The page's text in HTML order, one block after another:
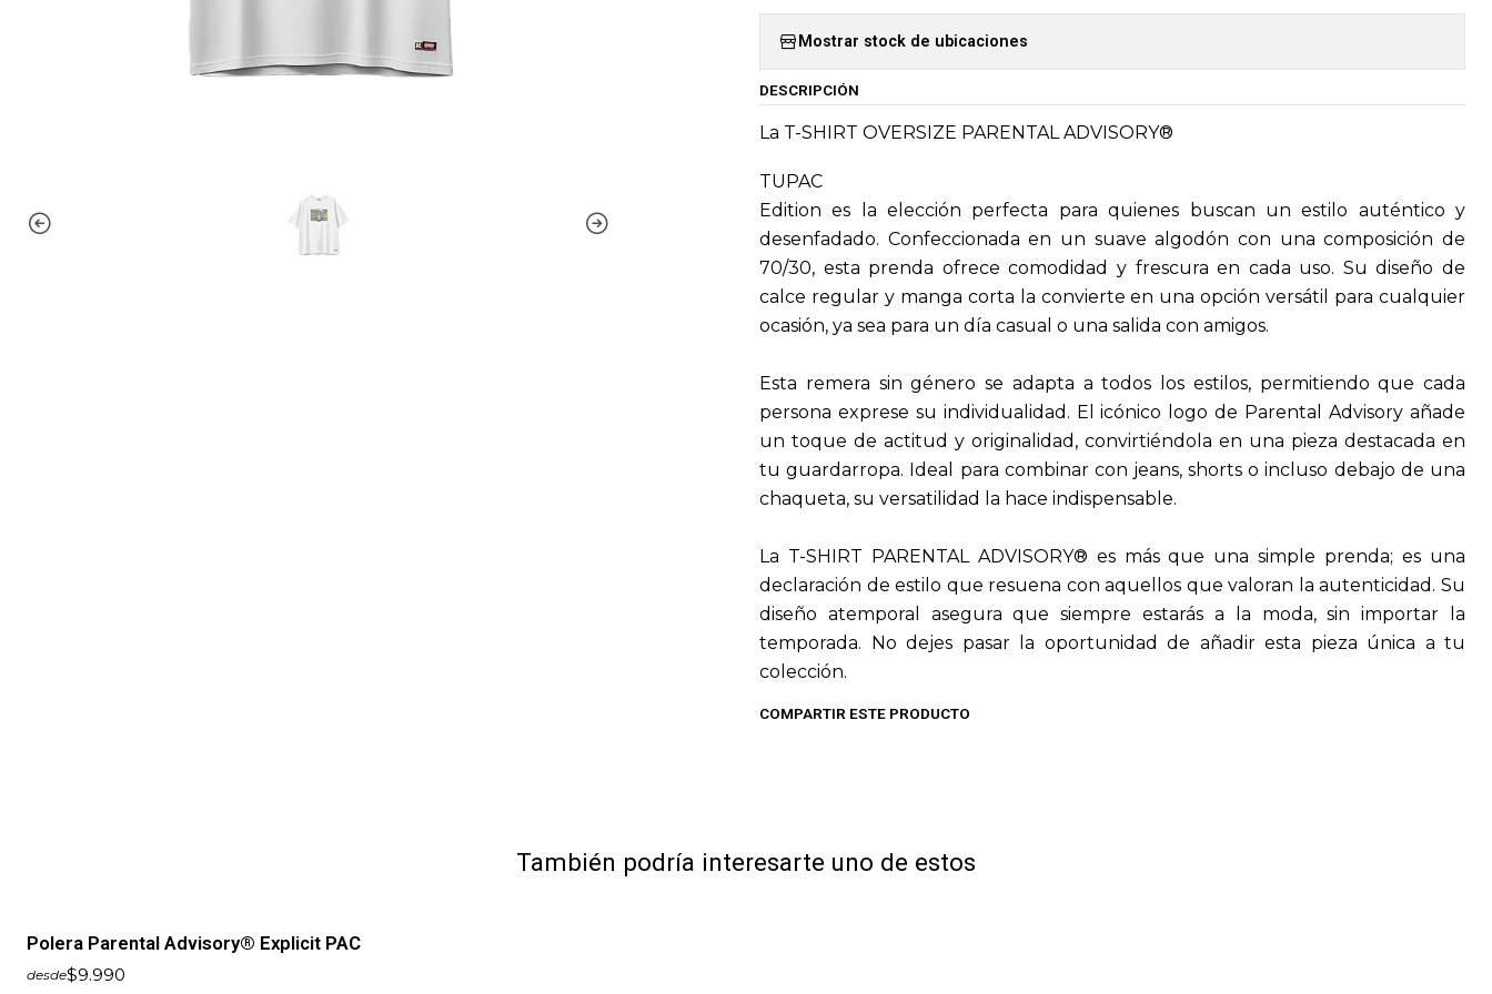
Mostrar stock de ubicaciones
DESCRIPCIÓN
La T-SHIRT OVERSIZE PARENTAL ADVISORY®
TUPAC
Edition es la elección perfecta para quienes buscan un estilo auténtico y
desenfadado. Confeccionada en un suave algodón con una composición de
70/30, esta prenda ofrece comodidad y frescura en cada uso. Su diseño de
calce regular y manga corta la convierte en una opción versátil para cualquier
ocasión, ya sea para un día casual o una salida con amigos.
Esta remera sin género se adapta a todos los estilos, permitiendo que cada
persona exprese su individualidad. El icónico logo de Parental Advisory añade
un toque de actitud y originalidad, convirtiéndola en una pieza destacada en
tu guardarropa. Ideal para combinar con jeans, shorts o incluso debajo de una
chaqueta, su versatilidad la hace indispensable.
La T-SHIRT PARENTAL ADVISORY® es más que una simple prenda; es una
declaración de estilo que resuena con aquellos que valoran la autenticidad. Su
diseño atemporal asegura que siempre estarás a la moda, sin importar la
temporada. No dejes pasar la oportunidad de añadir esta pieza única a tu
colección.
COMPARTIR ESTE PRODUCTO
También podría interesarte uno de estos
Polera Parental Advisory® Explicit PAC
desde$9.990